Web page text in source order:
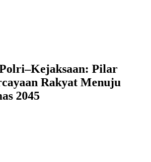
Pilar
Rakyat Menuju
2045